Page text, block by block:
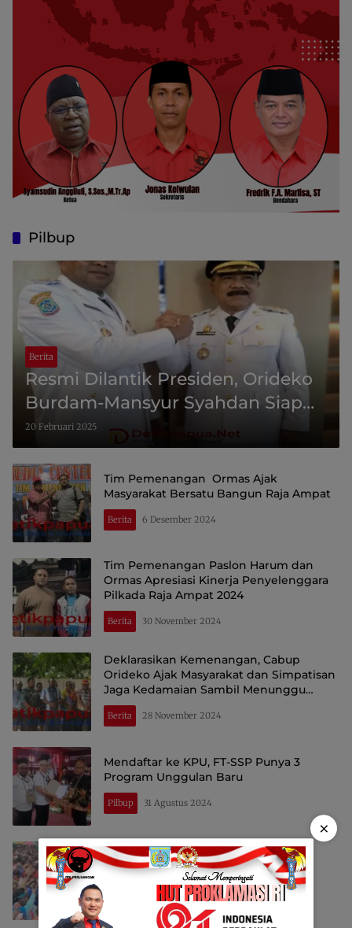
Pilbup
Berita
Resmi Dilantik Presiden, Orideko
Burdam-Mansyur Syahdan Siap
Wujudkan Raja Ampat Maju dan
Sejahtera
20 Februari 2025
Tim Pemenangan Ormas Ajak
Masyarakat Bersatu Bangun Raja Ampat
Berita 6 Desember 2024
Tim Pemenangan Paslon Harum dan
Ormas Apresiasi Kinerja Penyelenggara
Pilkada Raja Ampat 2024
Berita 30 November 2024
Deklarasikan Kemenangan, Cabup
Orideko Ajak Masyarakat dan Simpatisan
Jaga Kedamaian Sambil Menunggu
Penetapan KPU
Berita 28 November 2024
Mendaftar ke KPU, FT-SSP Punya 3
Program Unggulan Baru
Pilbup 31 Agustus 2024
Yance – Ahmad Peminangan, Pasar
Ampera Jadi Lautan Manusia
28 Agustus 2024
×